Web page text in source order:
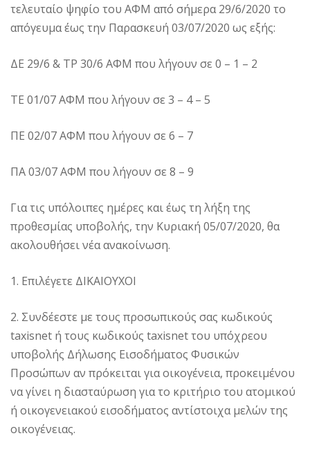
τελευταίο ψηφίο του ΑΦΜ από σήμερα 29/6/2020 το
απόγευμα έως την Παρασκευή 03/07/2020 ως εξής:
ΔΕ 29/6 & ΤΡ 30/6 ΑΦΜ που λήγουν σε 0 – 1 – 2
ΤΕ 01/07 ΑΦΜ που λήγουν σε 3 – 4 – 5
ΠΕ 02/07 ΑΦΜ που λήγουν σε 6 – 7
ΠΑ 03/07 ΑΦΜ που λήγουν σε 8 – 9
Για τις υπόλοιπες ημέρες και έως τη λήξη της
προθεσμίας υποβολής, την Κυριακή 05/07/2020, θα
ακολουθήσει νέα ανακοίνωση.
1. Επιλέγετε ΔΙΚΑΙΟΥΧΟΙ
2. Συνδέεστε με τους προσωπικούς σας κωδικούς
taxisnet ή τους κωδικούς taxisnet του υπόχρεου
υποβολής Δήλωσης Εισοδήματος Φυσικών
Προσώπων αν πρόκειται για οικογένεια, προκειμένου
να γίνει η διασταύρωση για το κριτήριο του ατομικού
ή οικογενειακού εισοδήματος αντίστοιχα μελών της
οικογένειας.